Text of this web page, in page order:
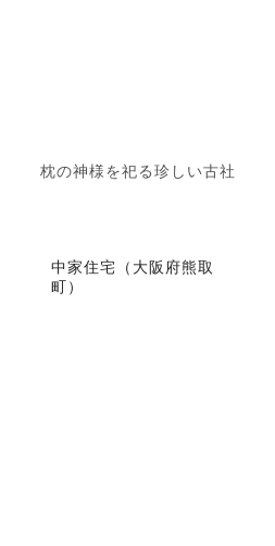
枕の神様を祀る珍しい古社
中家住宅（大阪府熊取
町）